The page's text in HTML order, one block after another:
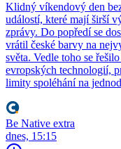
Klidný víkendový den
událostí, které mají širší
zprávy. Do popředí se
vrátil české barvy na
světa. Vedle toho se
evropských technologií,
limity spoléhání na
Be Native extra
dnes, 15:15